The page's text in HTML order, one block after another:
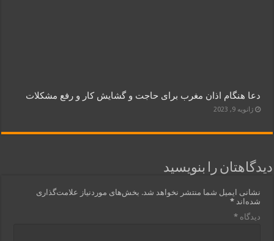
دعا هنگام اذان مغرب برای حاجت و گشایش کار و رفع مشکلات
ژانویه 9, 2023
دیدگاهتان را بنویسید
نشانی ایمیل شما منتشر نخواهد شد. بخش‌های موردنیاز علامت‌گذاری
شده‌اند*
دیدگاه*